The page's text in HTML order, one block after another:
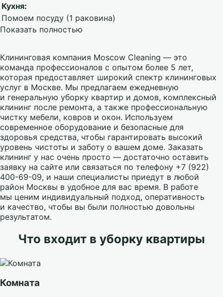
Кухня:
Помоем посуду (1 раковина)
Показать полностью
Клининговая компания Moscow Cleaning — это
команда профессионалов с опытом более 5 лет,
которая предоставляет широкий спектр клининговых
услуг в Москве. Мы предлагаем ежедневную
и генеральную уборку квартир и домов, комплексный
клининг после ремонта, а также профессиональную
чистку мебели, ковров и окон. Используем
современное оборудование и безопасные для
здоровья средства, чтобы гарантировать высокий
уровень чистоты и заботу о вашем доме. Заказать
клининг у нас очень просто — достаточно оставить
заявку на сайте или связаться по телефону +7 (922)
400-69-09, и наши специалисты приедут в любой
район Москвы в удобное для вас время. В работе
мы ценим индивидуальный подход, оперативность
и качество, чтобы вы были полностью довольны
результатом.
Что входит в уборку квартиры
Комната